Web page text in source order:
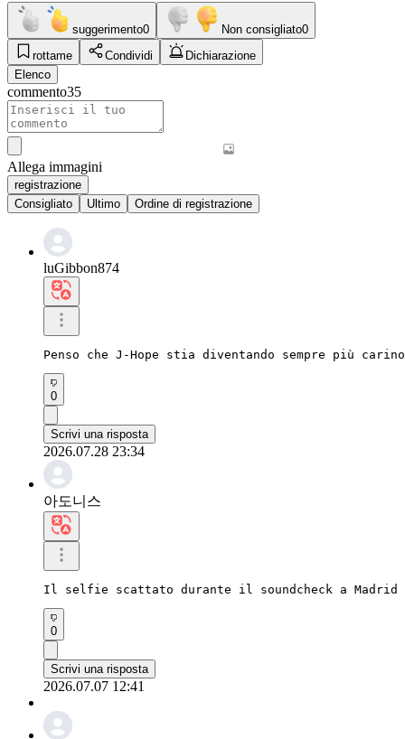
suggerimento0 Non consigliato0
rottame
Condividi
Dichiarazione
Elenco
commento35
Allega immagini
registrazione
Consigliato
Ultimo Ordine di registrazione
luGibbon874
Penso che J-Hope stia diventando sempre più
0
Scrivi una risposta
2026.07.28 23:34
아도니스
Il selfie scattato durante il soundcheck a Madrid
0
Scrivi una risposta
2026.07.07 12:41